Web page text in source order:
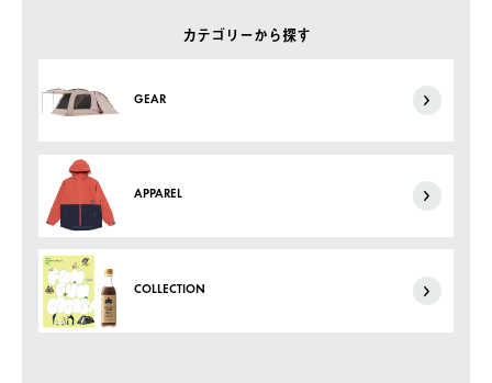
カテゴリーから探す
GEAR
APPAREL
COLLECTION